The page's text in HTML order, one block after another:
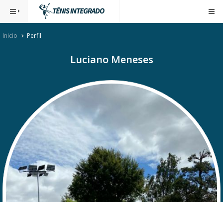
Inicio Perfil
Luciano Meneses